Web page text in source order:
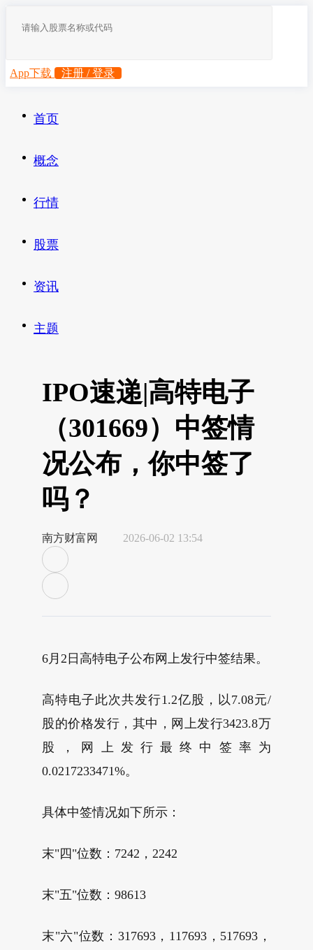
App下载 注册 / 登录
首页
概念
行情
股票
资讯
主题
IPO速递|高特电子
（301669）中签情
况公布，你中签了
吗？
南方财富网 2026-06-02 13:54
6月2日高特电子公布网上发行中签结果。
高特电子此次共发行1.2亿股，以7.08元/
股的价格发行，其中，网上发行3423.8万
股，网上发行最终中签率为
0.0217233471%。
具体中签情况如下所示：
末"四"位数：7242，2242
末"五"位数：98613
末"六"位数：317693，117693，517693，